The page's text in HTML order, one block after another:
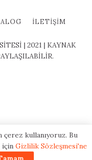
İLETIŞIM
| 2021 | KAYNAK
kullanıyoruz. Bu
için Gizlilik Sözleşmesi'ne